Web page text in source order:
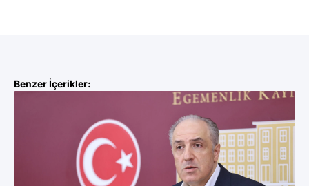
Benzer İçerikler: